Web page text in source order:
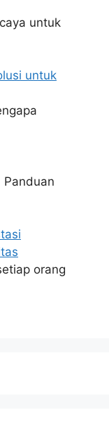
untuk
untuk
Panduan
orang